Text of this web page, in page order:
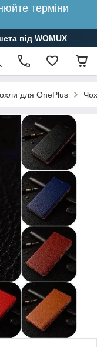
терміни
від WOMUX
для OnePlus